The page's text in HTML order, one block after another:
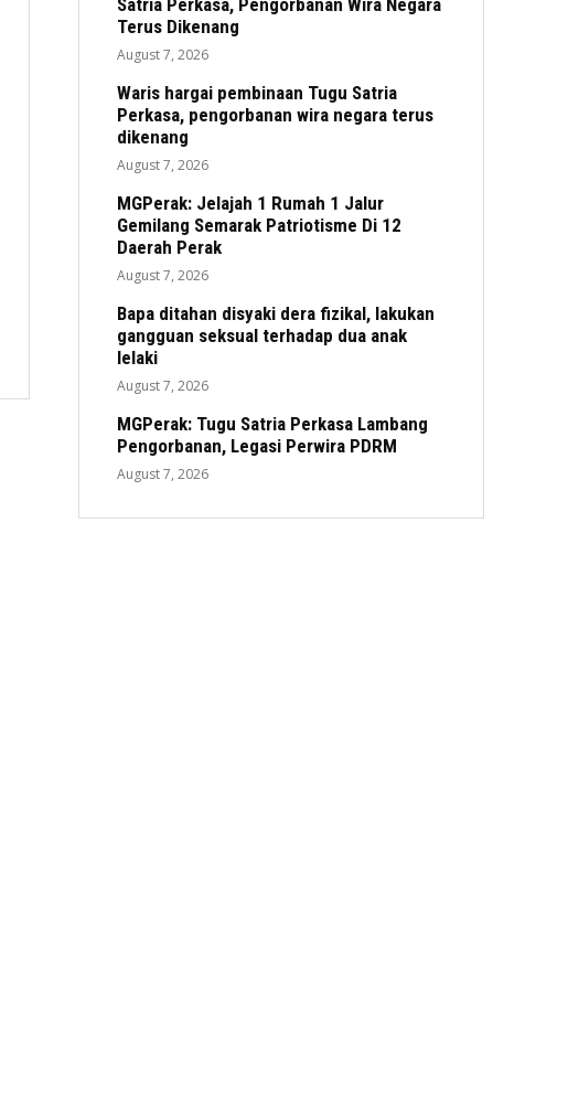
Satria Perkasa, Pengorbanan Wira Negara
Terus Dikenang
August 7, 2026
Waris hargai pembinaan Tugu Satria
Perkasa, pengorbanan wira negara terus
dikenang
August 7, 2026
MGPerak: Jelajah 1 Rumah 1 Jalur
Gemilang Semarak Patriotisme Di 12
Daerah Perak
August 7, 2026
Bapa ditahan disyaki dera fizikal, lakukan
gangguan seksual terhadap dua anak
lelaki
August 7, 2026
MGPerak: Tugu Satria Perkasa Lambang
Pengorbanan, Legasi Perwira PDRM
August 7, 2026